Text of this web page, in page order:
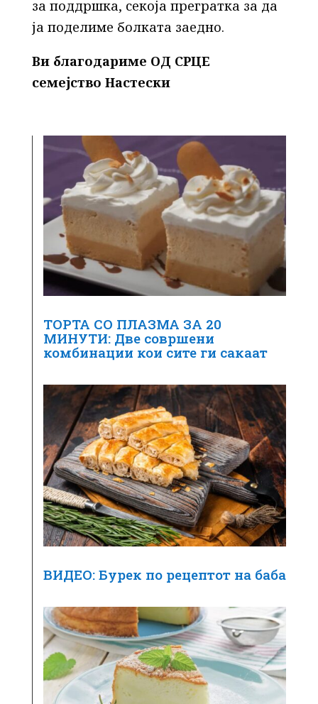
за поддршка, секоја прегратка за да
ја поделиме болката заедно.
Ви благодариме ОД СРЦЕ
семејство Настески
ТОРТА СО ПЛАЗМА ЗА 20
МИНУТИ: Две совршени
комбинации кои сите ги сакаат
ВИДЕО: Бурек по рецептот на баба